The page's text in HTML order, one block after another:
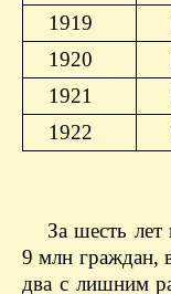
1919
1920
1921
1922
За шесть
9 млн граждан,
два с лишним